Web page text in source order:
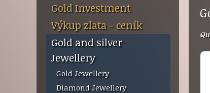
Gold Investment
Výkup zlata - ceník
Gold and silver
Jewellery
Gold Jewellery
Diamond Jewellery